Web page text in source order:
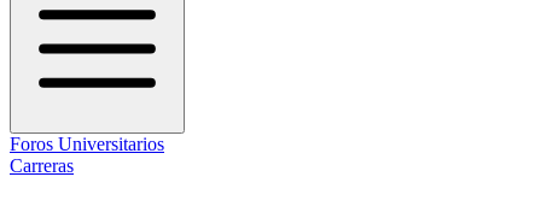
Foros Universitarios
Carreras